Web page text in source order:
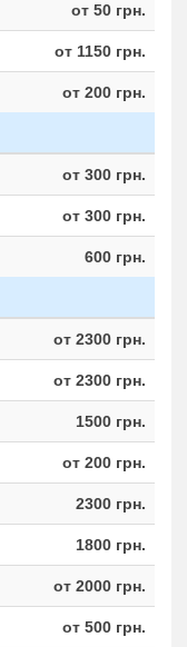
от 50 грн.
от 1150 грн.
от 200 грн.
от 300 грн.
от 300 грн.
600 грн.
от 2300 грн.
от 2300 грн.
1500 грн.
от 200 грн.
2300 грн.
1800 грн.
от 2000 грн.
от 500 грн.